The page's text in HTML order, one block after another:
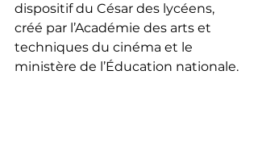
dispositif du César des lycéens,
créé par l’Académie des arts et
techniques du cinéma et le
ministère de l’Éducation nationale.